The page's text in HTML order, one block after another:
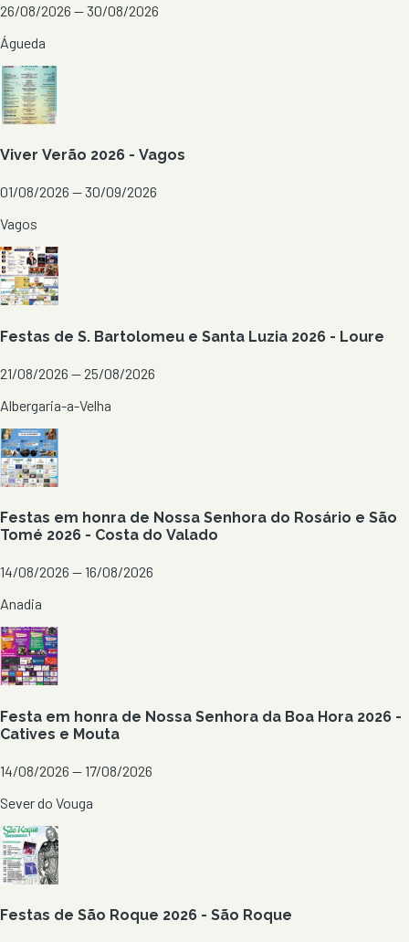
26/08/2026 — 30/08/2026
Águeda
Viver Verão 2026 - Vagos
01/08/2026 — 30/09/2026
Vagos
Festas de S. Bartolomeu e Santa Luzia 2026 - Loure
21/08/2026 — 25/08/2026
Albergaria-a-Velha
Festas em honra de Nossa Senhora do Rosário e São
Tomé 2026 - Costa do Valado
14/08/2026 — 16/08/2026
Anadia
Festa em honra de Nossa Senhora da Boa Hora 2026 -
Catives e Mouta
14/08/2026 — 17/08/2026
Sever do Vouga
Festas de São Roque 2026 - São Roque